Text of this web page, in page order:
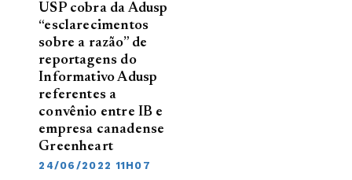
USP cobra da Adusp
“esclarecimentos
sobre a razão” de
reportagens do
Informativo Adusp
referentes a
convênio entre IB e
empresa canadense
Greenheart
24/06/2022 11H07